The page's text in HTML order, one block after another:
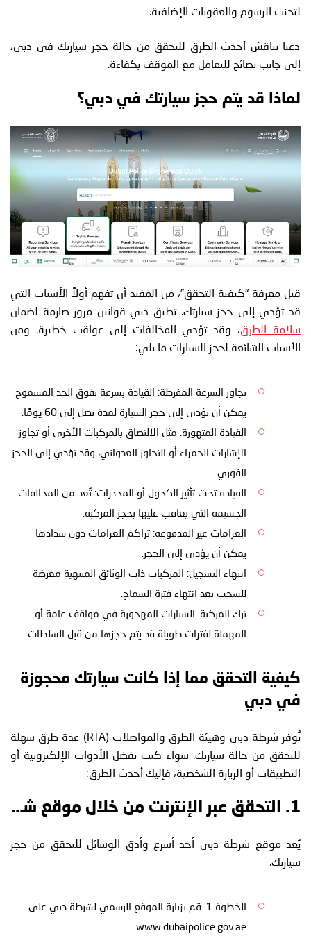
لتجنب الرسوم والعقوبات الإضافية.
دعنا نناقش أحدث الطرق للتحقق من حالة حجز سيارتك في دبي،
إلى جانب نصائح للتعامل مع الموقف بكفاءة.
لماذا قد يتم حجز سيارتك في دبي؟
قبل معرفة “كيفية التحقق”، من المفيد أن تفهم أولاً الأسباب التي
قد تؤدي إلى حجز سيارتك. تطبق دبي قوانين مرور صارمة لضمان
سلامة الطرق، وقد تؤدي المخالفات إلى عواقب خطيرة. ومن
الأسباب الشائعة لحجز السيارات ما يلي:
تجاوز السرعة المفرطة: القيادة بسرعة تفوق الحد المسموح
يمكن أن تؤدي إلى حجز السيارة لمدة تصل إلى 60 يومًا.
القيادة المتهورة: مثل الالتصاق بالمركبات الأخرى أو تجاوز
الإشارات الحمراء أو التجاوز العدواني، وقد تؤدي إلى الحجز
الفوري.
القيادة تحت تأثير الكحول أو المخدرات: تُعد من المخالفات
الجسيمة التي يعاقب عليها بحجز المركبة.
الغرامات غير المدفوعة: تراكم الغرامات دون سدادها
يمكن أن يؤدي إلى الحجز.
انتهاء التسجيل: المركبات ذات الوثائق المنتهية معرضة
للسحب بعد انتهاء فترة السماح.
ترك المركبة: السيارات المهجورة في مواقف عامة أو
المهملة لفترات طويلة قد يتم حجزها من قبل السلطات.
كيفية التحقق مما إذا كانت سيارتك محجوزة
في دبي
تُوفر شرطة دبي وهيئة الطرق والمواصلات (RTA) عدة طرق سهلة
للتحقق من حالة سيارتك. سواء كنت تفضل الأدوات الإلكترونية أو
التطبيقات أو الزيارة الشخصية، فإليك أحدث الطرق:
1. التحقق عبر الإنترنت من خلال موقع شرطة دبي
يُعد موقع شرطة دبي أحد أسرع وأدق الوسائل للتحقق من حجز
سيارتك.
الخطوة 1: قم بزيارة الموقع الرسمي لشرطة دبي على
www.dubaipolice.gov.ae.